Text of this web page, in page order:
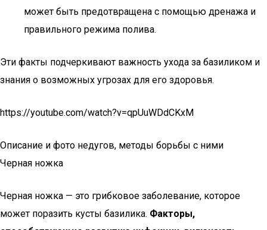
может быть предотвращена с помощью дренажа и
правильного режима полива.
Эти факты подчеркивают важность ухода за базиликом и
знания о возможных угрозах для его здоровья.
https://youtube.com/watch?v=qpUuWDdCKxM
Описание и фото недугов, методы борьбы с ними
Черная ножка
Черная ножка — это грибковое заболевание, которое
может поразить кусты базилика. Факторы,